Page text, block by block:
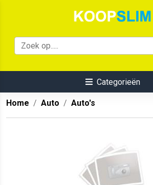
Categorieën
Home Auto Auto's